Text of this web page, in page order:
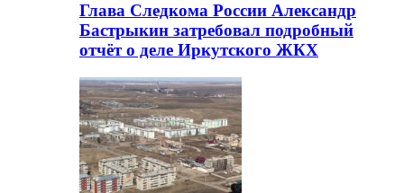
Глава Следкома России Александр
Бастрыкин затребовал подробный
отчёт о деле Иркутского ЖКХ